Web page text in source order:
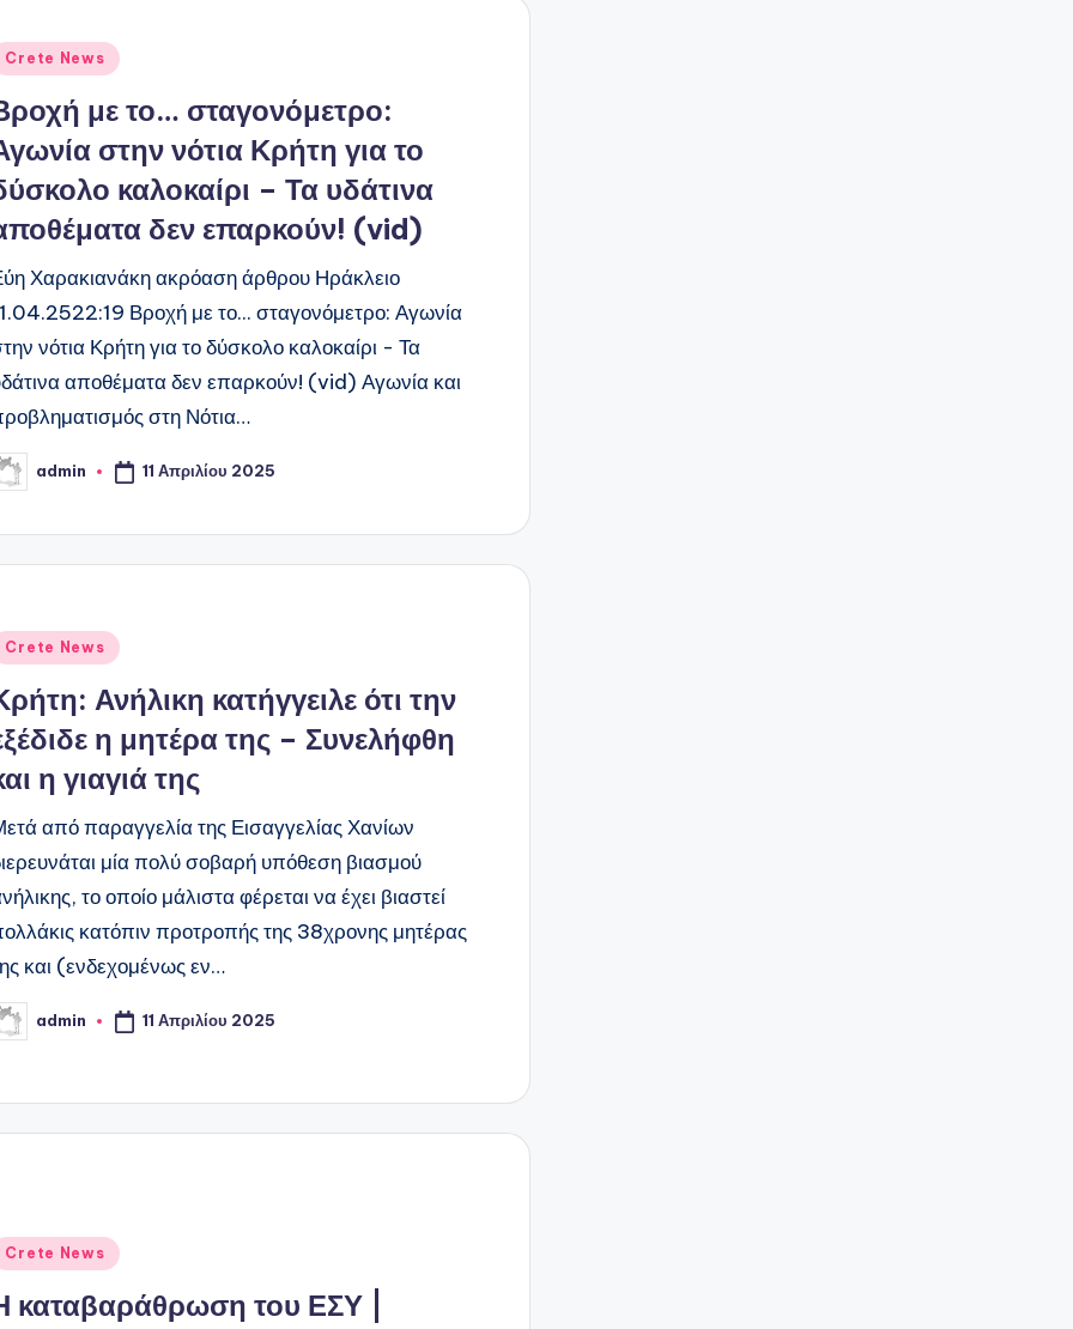
Crete News
με το… σταγονόμετρο:
στην νότια Κρήτη για το
καλοκαίρι – Τα υδάτινα
δεν επαρκούν! (vid)
Χαρακιανάκη ακρόαση άρθρου Ηράκλειο
Βροχή με το... σταγονόμετρο: Αγωνία
νότια Κρήτη για το δύσκολο καλοκαίρι - Τα
αποθέματα δεν επαρκούν! (vid) Αγωνία και
στη Νότια…
admin 11 Απριλίου 2025
Crete News
Ανήλικη κατήγγειλε ότι την
η μητέρα της – Συνελήφθη
η γιαγιά της
από παραγγελία της Εισαγγελίας Χανίων
μία πολύ σοβαρή υπόθεση βιασμού
το οποίο μάλιστα φέρεται να έχει βιαστεί
κατόπιν προτροπής της 38χρονης μητέρας
και (ενδεχομένως εν…
admin 11 Απριλίου 2025
Crete News
καταβαράθρωση του ΕΣΥ |